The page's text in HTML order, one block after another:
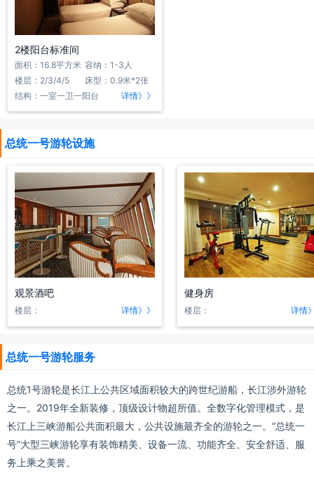
2楼阳台标准间
面积：16.8平方米 容纳：1-3人
楼层：2/3/4/5
床型：0.9米*2张
结构：一室一卫一阳台
详情》》
总统一号游轮设施
观景酒吧
楼层： 详情》》
健身房
楼层： 详情
总统一号游轮服务
总统1号游轮是长江上公共区域面积较大的跨世纪游船，长江涉外游轮
之一。2019年全新装修，顶级设计物超所值。全数字化管理模式，是
长江上三峡游船公共面积最大，公共设施最齐全的游轮之一。“总统一
号”大型三峡游轮享有装饰精美、设备一流、功能齐全、安全舒适、服
务上乘之美誉。